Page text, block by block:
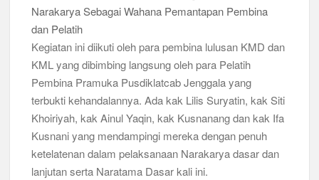
Kegiatan ini diikuti oleh para pembina lulusan KMD dan
KML yang dibimbing langsung oleh para Pelatih
Pembina Pramuka Pusdiklatcab Jenggala yang
terbukti kehandalannya. Ada kak Lilis Suryatin, kak Siti
Khoiriyah, kak Ainul Yaqin, kak Kusnanang dan kak Ifa
Kusnani yang mendampingi mereka dengan penuh
ketelatenan dalam pelaksanaan Narakarya dasar dan
lanjutan serta Naratama Dasar kali ini.